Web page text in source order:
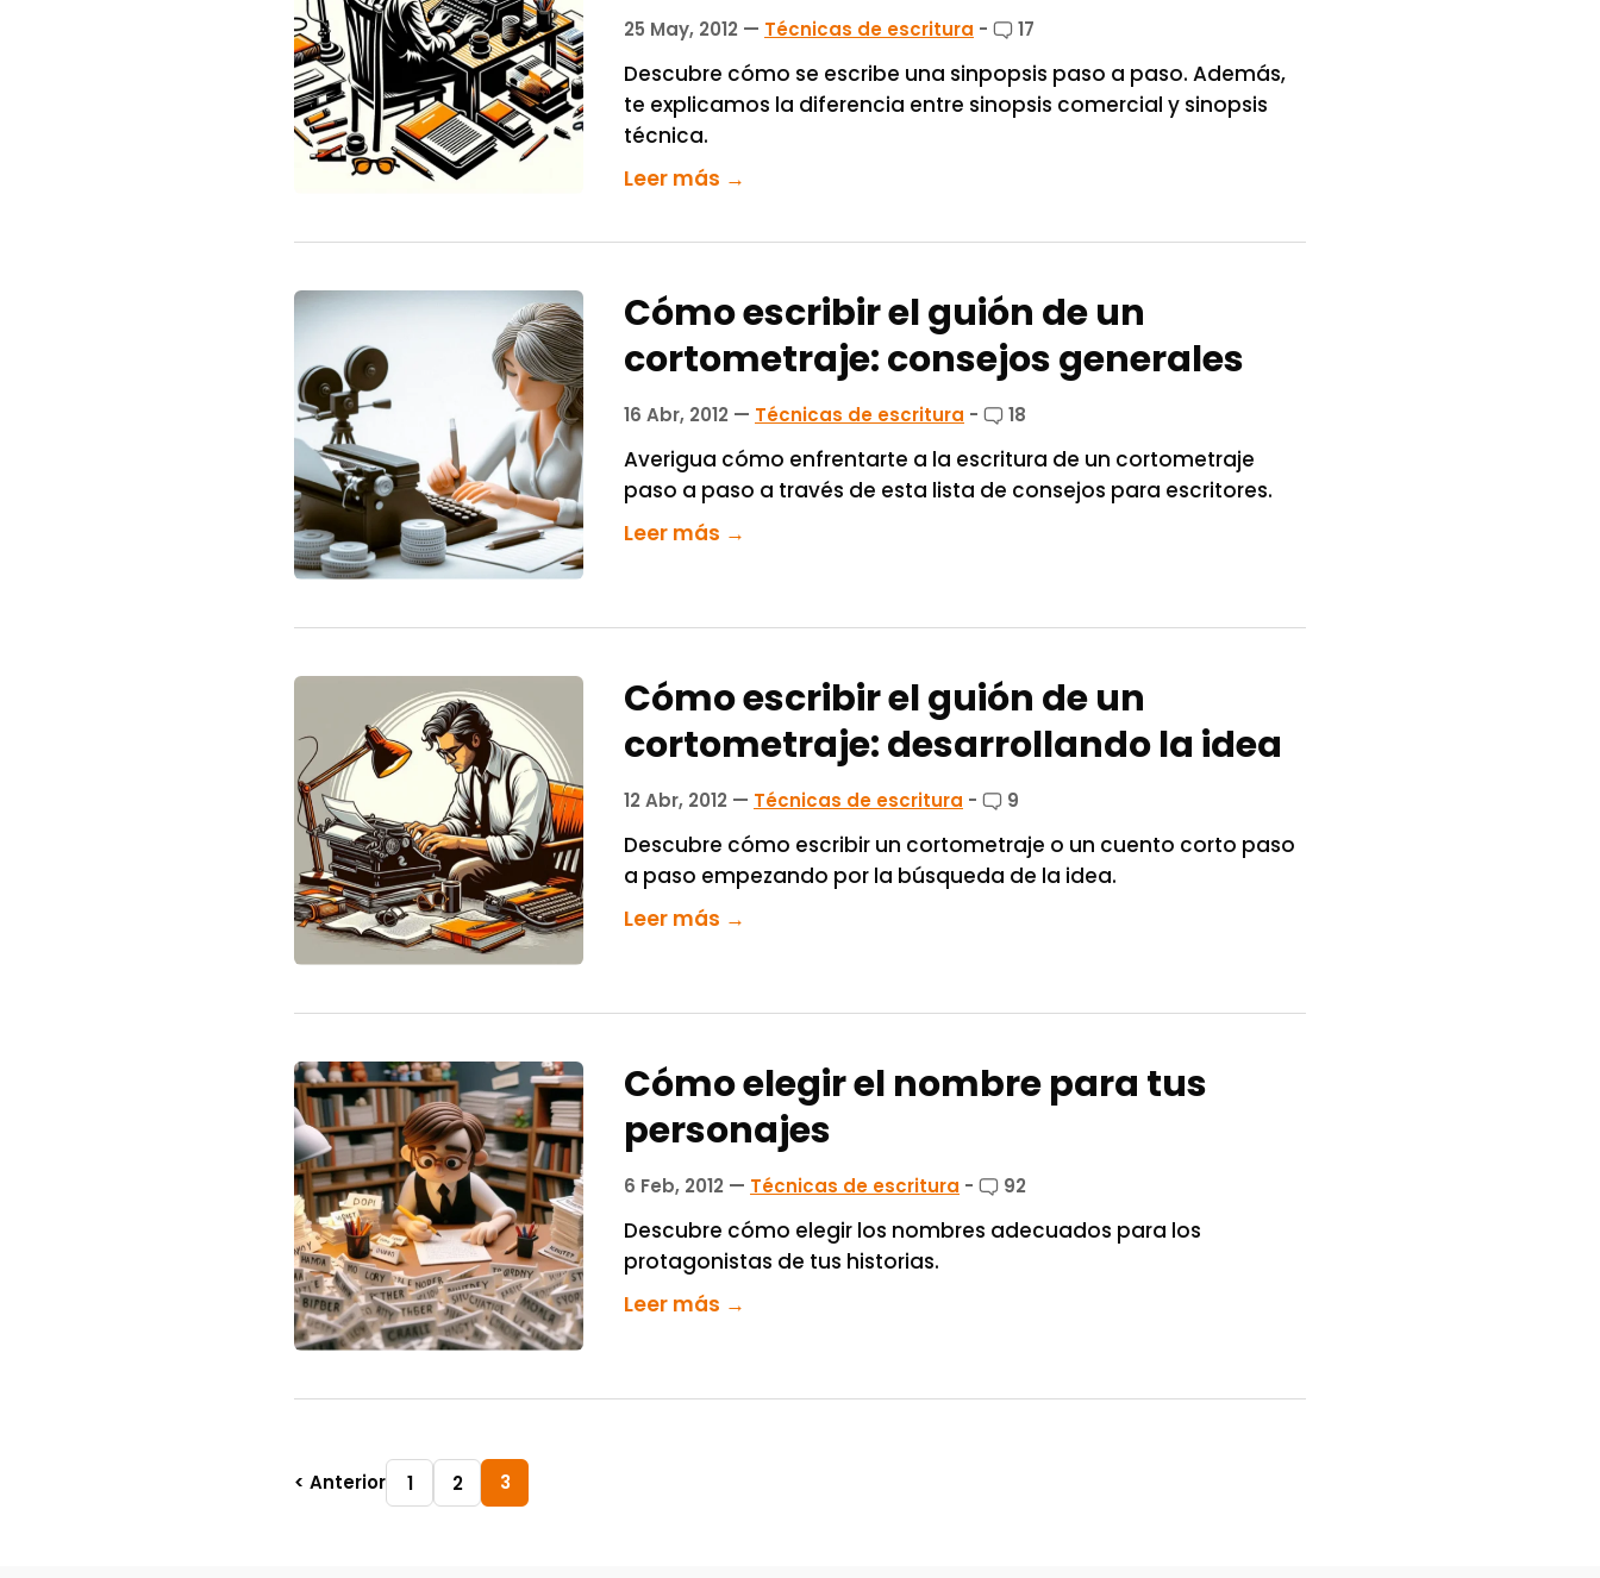
25 May, 2012 — Técnicas de escritura - 17
Descubre cómo se escribe una sinpopsis paso a paso. Además,
te explicamos la diferencia entre sinopsis comercial y sinopsis
técnica.
Leer más →
Cómo escribir el guión de un
cortometraje: consejos generales
16 Abr, 2012 — Técnicas de escritura - 18
Averigua cómo enfrentarte a la escritura de un cortometraje
paso a paso a través de esta lista de consejos para escritores.
Leer más →
Cómo escribir el guión de un
cortometraje: desarrollando la idea
12 Abr, 2012 — Técnicas de escritura - 9
Descubre cómo escribir un cortometraje o un cuento corto paso
a paso empezando por la búsqueda de la idea.
Leer más →
Cómo elegir el nombre para tus
personajes
6 Feb, 2012 — Técnicas de escritura - 92
Descubre cómo elegir los nombres adecuados para los
protagonistas de tus historias.
Leer más →
< Anterior 1 2 3